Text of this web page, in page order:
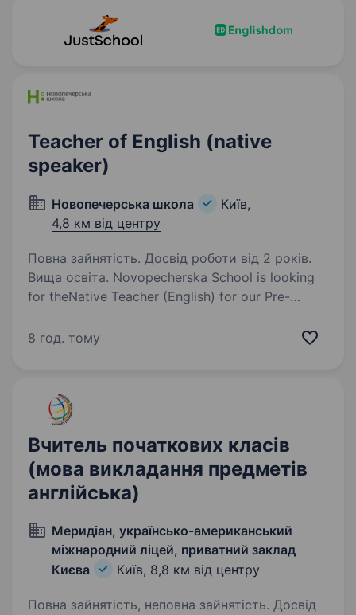
Teacher of English (native
speaker)
Новопечерська школа
Київ,
4,8 км від центру
Повна зайнятість. Досвід роботи від 2 років.
Вища освіта. Novopecherska School is looking
for theNative Teacher (English) for our Pre-
Foster high standards in student learning and
8 год. тому
Вчитель початкових класів
(мова викладання предметів
англійська)
Меридіан, українсько-американський
міжнародний ліцей, приватний заклад
Києва
Київ, 8,8 км від центру
Повна зайнятість, неповна зайнятість. Досвід